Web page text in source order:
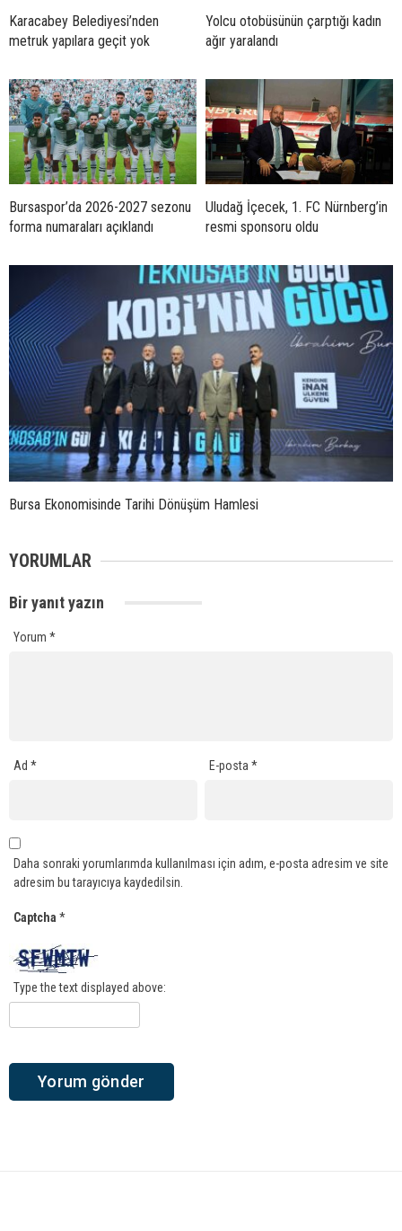
Karacabey Belediyesi’nden
metruk yapılara geçit yok
Yolcu otobüsünün çarptığı kadın
ağır yaralandı
Bursaspor’da 2026-2027 sezonu
forma numaraları açıklandı
Uludağ İçecek, 1. FC Nürnberg’in
resmi sponsoru oldu
Bursa Ekonomisinde Tarihi Dönüşüm Hamlesi
YORUMLAR
Bir yanıt yazın
Yorum *
Ad * E-posta*
Daha sonraki yorumlarımda kullanılması için adım, e-posta adresim ve site
adresim bu tarayıcıya kaydedilsin.
Captcha *
Type the text displayed above: